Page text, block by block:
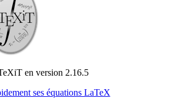
en version 2.16.5
ses équations LaTeX